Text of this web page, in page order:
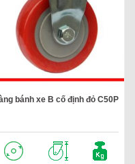
bánh xe B cố định đỏ C50P